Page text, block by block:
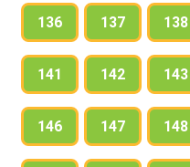
136 137 138
141 142 143
146 147 148